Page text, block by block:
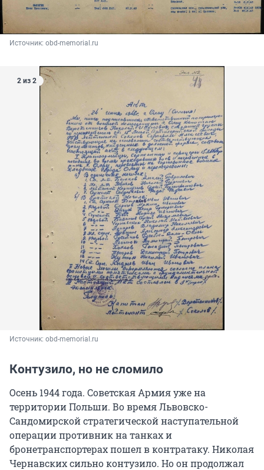
Источник: obd-memorial.ru
2 из 2
Источник: obd-memorial.ru
Контузило, но не сломило
Осень 1944 года. Советская Армия уже на
территории Польши. Во время Львовско-
Сандомирской стратегической наступательной
операции противник на танках и
бронетранспортерах пошел в контратаку. Николая
Чернавских сильно контузило. Но он продолжал